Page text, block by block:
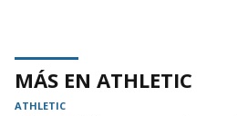
MÁS EN ATHLETIC
ATHLETIC